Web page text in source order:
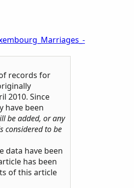
records for
2010. Since
have been
be added, or any
considered to be
data have been
has been
of this article